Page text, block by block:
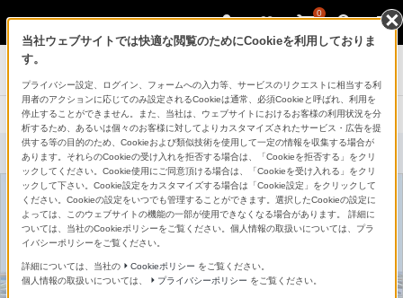
0
ブルーレイディスクレコーダー
製品に関する重要なお知らせ
当社ウェブサイトでは快適な閲覧のためにCookieを利用しておりま
す。
プライバシー設定、ログイン、フォームへの入力等、サービスのリクエストに相当する利
用者のアクションに応じてのみ設定されるCookieは通常、必須Cookieと呼ばれ、利用を
停止することができません。また、当社は、ウェブサイトにおけるお客様の利用状況を分
析するため、あるいは個々のお客様に対してよりカスタマイズされたサービス・広告を提
供する等の目的のため、Cookieおよび類似技術を使用して一定の情報を収集する場合が
あります。それらのCookieの受け入れを拒否する場合は、「Cookieを拒否する」をクリ
ックしてください。Cookie使用にご同意頂ける場合は、「Cookieを受け入れる」をクリ
ックして下さい。Cookie設定をカスタマイズする場合は「Cookie設定」をクリックして
ください。Cookieの設定をいつでも管理することができます。選択したCookieの設定に
よっては、このウェブサイトの機能の一部が使用できなくなる場合があります。 詳細に
ついては、当社のCookieポリシーをご覧ください。個人情報の取扱いについては、プラ
イバシーポリシーをご覧ください。
詳細については、当社の Cookieポリシー をご覧ください。
個人情報の取扱いについては、
プライバシーポリシー をご覧ください。